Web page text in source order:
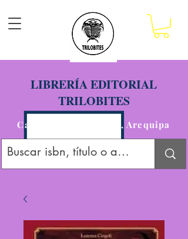
LIBRERÍA EDITORIAL
TRILOBITES
Calle San Agustín 201, Arequipa